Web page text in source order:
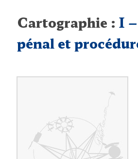
Cartographie : I
pénal et